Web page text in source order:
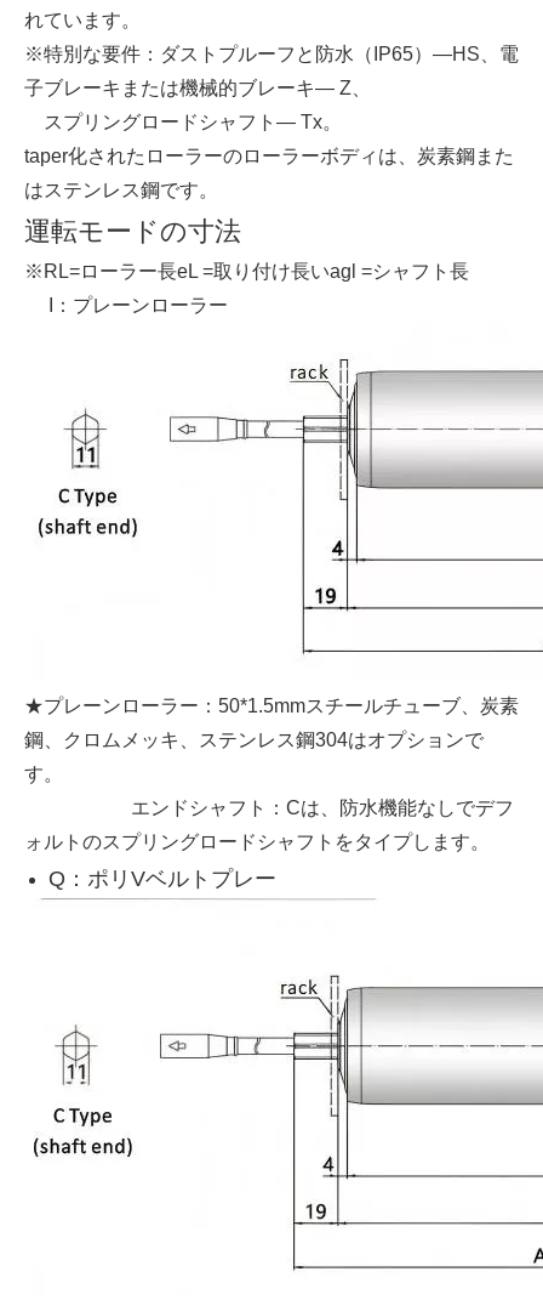
れています。
※特別な要件：ダストプルーフと防水（IP65）—HS、電
子ブレーキまたは機械的ブレーキ— Z、
スプリングロードシャフト— Tx。
taper化されたローラーのローラーボディは、炭素鋼また
はステンレス鋼です。
運転モードの寸法
※RL=ローラー長eL =取り付け長いagl =シャフト長
I：プレーンローラー
★プレーンローラー：50*1.5mmスチールチューブ、炭素
鋼、クロムメッキ、ステンレス鋼304はオプションで
す。
エンドシャフト：Cは、防水機能なしでデフ
ォルトのスプリングロードシャフトをタイプします。
Q：ポリVベルトプレー